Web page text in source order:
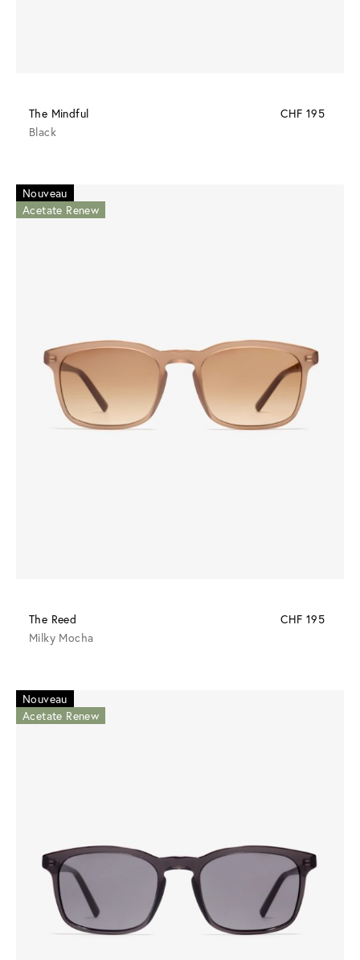
The Mindful
CHF 195
Black
Nouveau
Acetate Renew
The Reed
CHF 195
Milky Mocha
Nouveau
Acetate Renew